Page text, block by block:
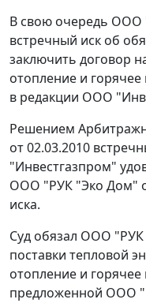
В свою очередь ООО
встречный иск об
заключить договор
отопление и
в редакции ООО
Решением
от 02.03.2010
"Инвестгазпром"
ООО "РУК "Эко Дом"
иска.
Суд обязал ООО
поставки тепловой
отопление и
предложенной ООО